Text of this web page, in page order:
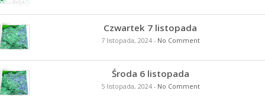
Czwartek 7 listopada
7 listopada, 2024- No Comment
Środa 6 listopada
5 listopada, 2024- No Comment